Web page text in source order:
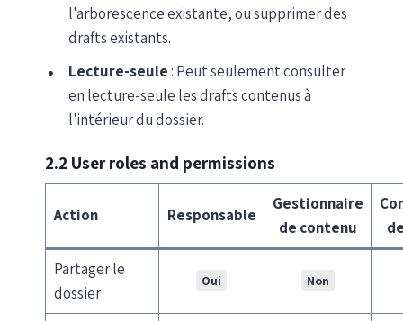
l'arborescence existante, ou supprimer des
drafts existants.
Lecture-seule: Peut seulement consulter
en lecture-seule les drafts contenus à
l'intérieur du dossier.
2.2 User roles and permissions
Action Responsable
Gestionnaire
de contenu
Partager le
dossier
Oui Non